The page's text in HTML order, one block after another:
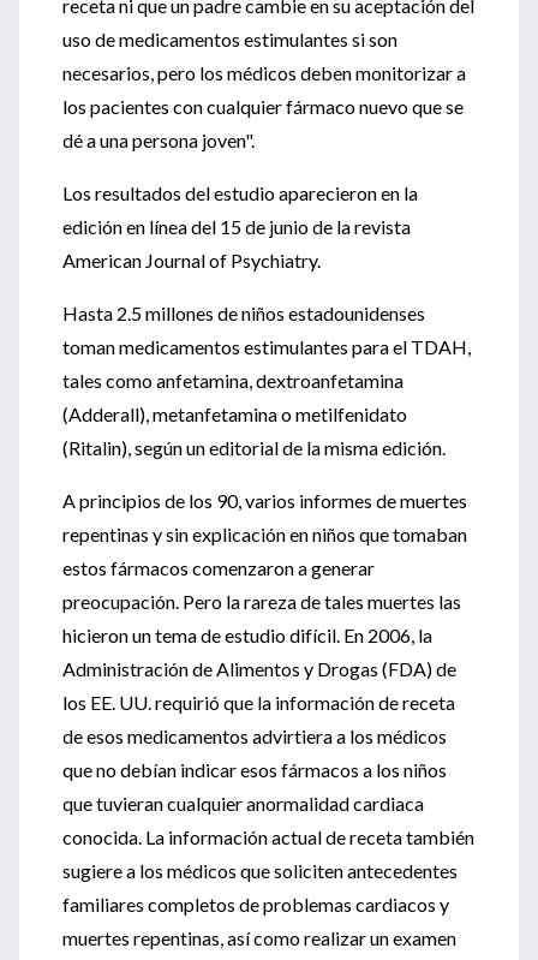
receta ni que un padre cambie en su aceptación del
uso de medicamentos estimulantes si son
necesarios, pero los médicos deben monitorizar a
los pacientes con cualquier fármaco nuevo que se
dé a una persona joven".
Los resultados del estudio aparecieron en la
edición en línea del 15 de junio de la revista
American Journal of Psychiatry.
Hasta 2.5 millones de niños estadounidenses
toman medicamentos estimulantes para el TDAH,
tales como anfetamina, dextroanfetamina
(Adderall), metanfetamina o metilfenidato
(Ritalin), según un editorial de la misma edición.
A principios de los 90, varios informes de muertes
repentinas y sin explicación en niños que tomaban
estos fármacos comenzaron a generar
preocupación. Pero la rareza de tales muertes las
hicieron un tema de estudio difícil. En 2006, la
Administración de Alimentos y Drogas (FDA) de
los EE. UU. requirió que la información de receta
de esos medicamentos advirtiera a los médicos
que no debían indicar esos fármacos a los niños
que tuvieran cualquier anormalidad cardiaca
conocida. La información actual de receta también
sugiere a los médicos que soliciten antecedentes
familiares completos de problemas cardiacos y
muertes repentinas, así como realizar un examen